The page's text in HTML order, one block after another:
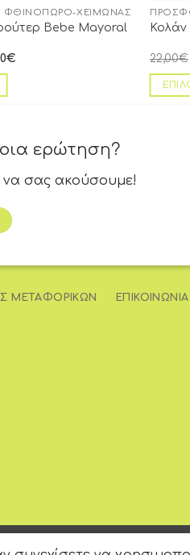
ΦΘΙΝΌΠΩΡΟ-ΧΕΙΜΏΝΑΣ
Bebe Mayoral
€
Κολάν
22,00€
ερώτηση?
σας ακούσουμε!
ΜΕΤΑΦΟΡΙΚΏΝ ΕΠΙΚΟΙΝΩΝΊΑ